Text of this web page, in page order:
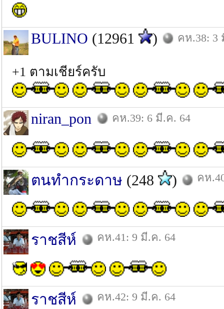
BULINO (12961 ) คห.38: 3
+1 ตามเชียร์ครับ
niran_pon คห.39: 6 มี.ค. 64
ตนทำกระดาษ (248 ) คห
ราชสีห์ คห.41: 9 มี.ค. 64
ราชสีห์ คห.42: 9 มี.ค. 64